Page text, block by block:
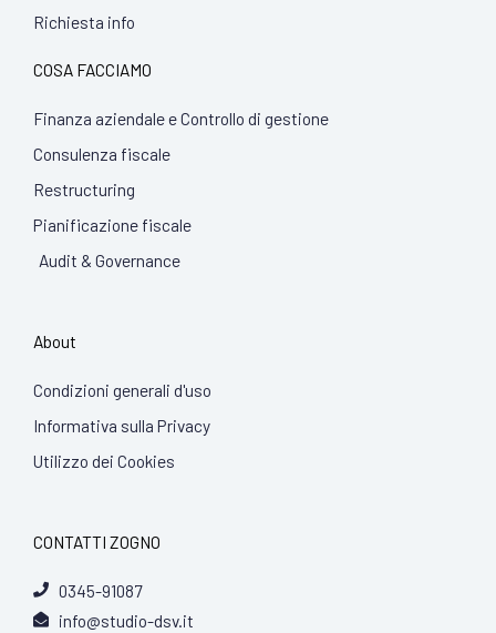
Richiesta info
COSA FACCIAMO
Finanza aziendale e Controllo di gestione
Consulenza fiscale
Restructuring
Pianificazione fiscale
Audit & Governance
About
Condizioni generali d'uso
Informativa sulla Privacy
Utilizzo dei Cookies
CONTATTI ZOGNO
0345-91087
info@studio-dsv.it